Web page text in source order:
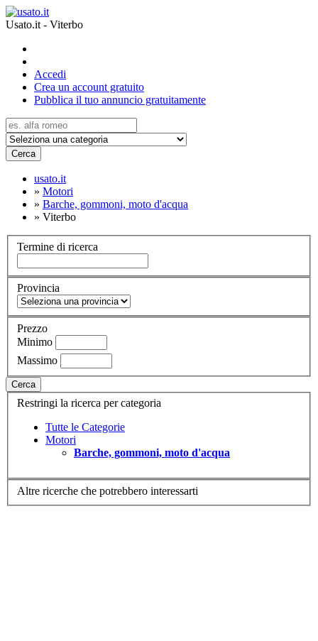
Usato.it - Viterbo
Accedi
Crea un account gratuito
Pubblica il tuo annuncio gratuitamente
Cerca
usato.it
» Motori
» Barche, gommoni, moto d'acqua
» Viterbo
Termine di ricerca
Provincia
Prezzo
Minimo
Massimo
Cerca
Restringi la ricerca per categoria
Tutte le Categorie
Motori
Barche, gommoni, moto d'acqua
Altre ricerche che potrebbero interessarti